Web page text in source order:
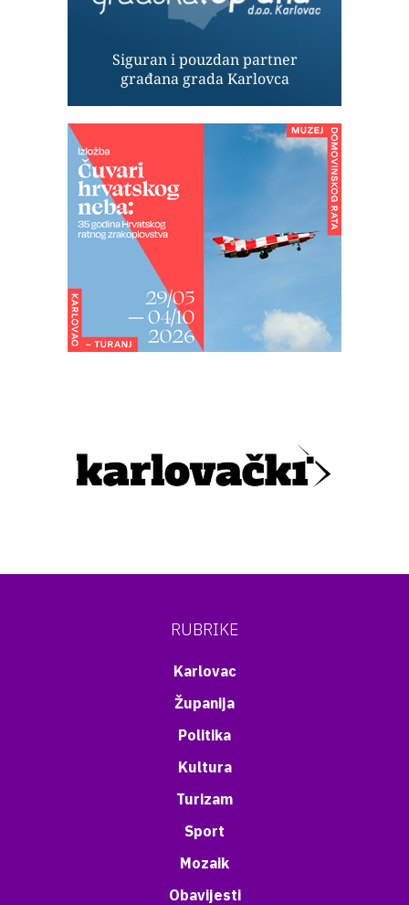
RUBRIKE
Karlovac
Županija
Politika
Kultura
Turizam
Sport
Mozaik
Obavijesti